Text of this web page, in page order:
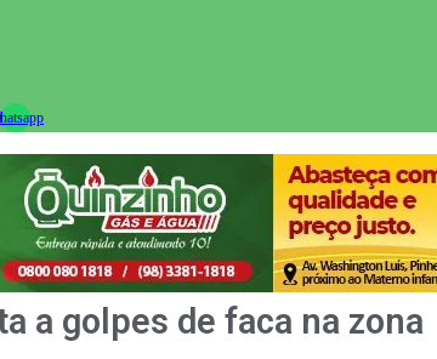
a golpes de faca na zona